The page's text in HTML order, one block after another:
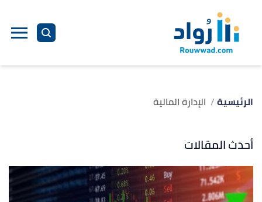
الرئيسية الإدارة المالية
أحدث المقالات